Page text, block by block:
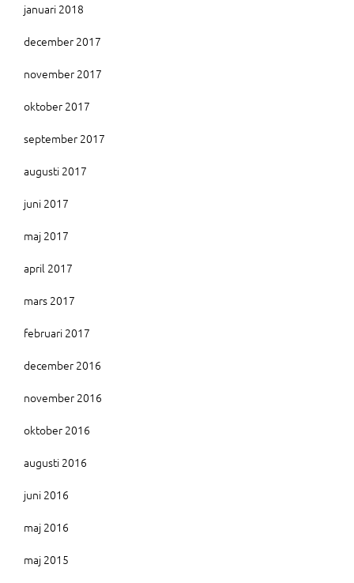
januari 2018
december 2017
november 2017
oktober 2017
september 2017
augusti 2017
juni 2017
maj 2017
april 2017
mars 2017
februari 2017
december 2016
november 2016
oktober 2016
augusti 2016
juni 2016
maj 2016
maj 2015